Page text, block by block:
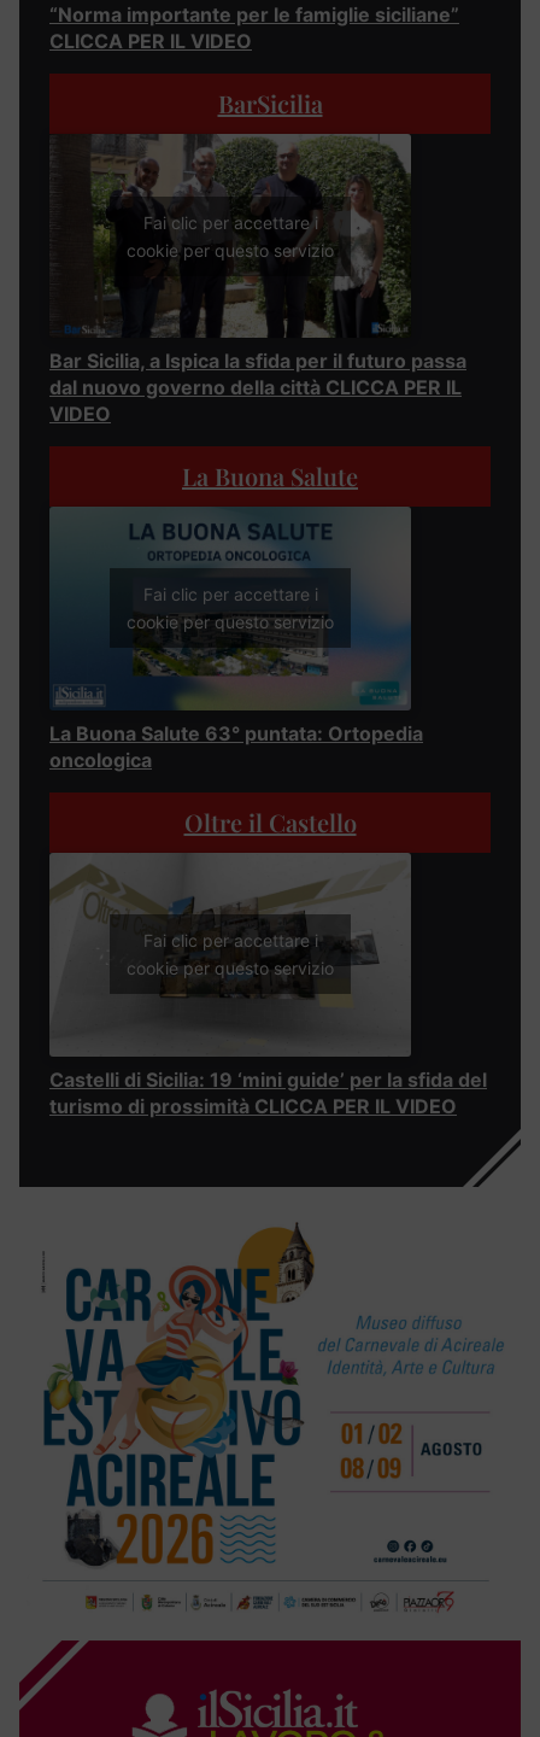
“Norma importante per le famiglie siciliane”
CLICCA PER IL VIDEO
BarSicilia
Fai clic per accettare i
cookie per questo servizio
Bar Sicilia, a Ispica la sfida per il futuro passa
dal nuovo governo della città CLICCA PER IL
VIDEO
La Buona Salute
Fai clic per accettare i
cookie per questo servizio
La Buona Salute 63° puntata: Ortopedia
oncologica
Oltre il Castello
Fai clic per accettare i
cookie per questo servizio
Castelli di Sicilia: 19 ‘mini guide’ per la sfida del
turismo di prossimità CLICCA PER IL VIDEO